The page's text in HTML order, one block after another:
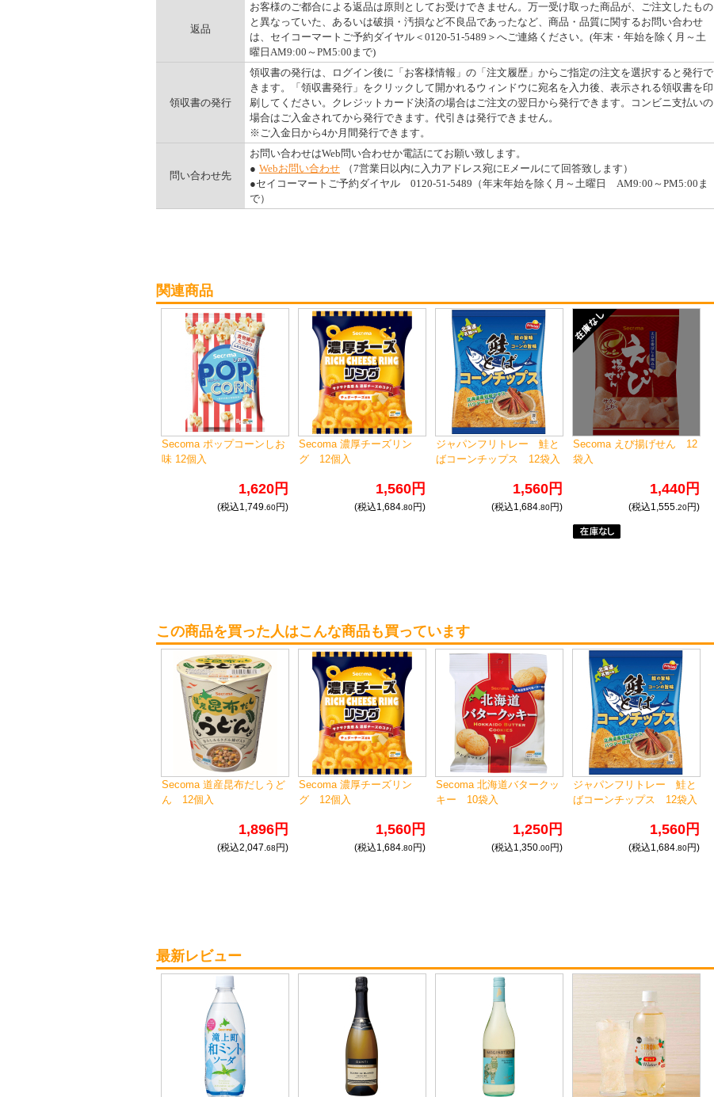
返品
お客様のご都合による返品は原則としてお受けできません。万一受け取った商品が、ご注文したもの
と異なっていた、あるいは破損・汚損など不良品であったなど、商品・品質に関するお問い合わせ
は、セイコーマートご予約ダイヤル＜0120-51-5489＞へご連絡ください。(年末・年始を除く月～土
曜日AM9:00～PM5:00まで)
領収書の発行
領収書の発行は、ログイン後に「お客様情報」の「注文履歴」からご指定の注文を選択すると発行で
きます。「領収書発行」をクリックして開かれるウィンドウに宛名を入力後、表示される領収書を印
刷してください。クレジットカード決済の場合はご注文の翌日から発行できます。コンビニ支払いの
場合はご入金されてから発行できます。代引きは発行できません。
※ご入金日から4か月間発行できます。
問い合わせ先
お問い合わせはWeb問い合わせか電話にてお願い致します。
● Webお問い合わせ
（7営業日以内に入力アドレス宛にEメールにて回答致します）
●セイコーマートご予約ダイヤル 0120-51-5489（年末年始を除く月～土曜日 AM9:00～PM5:00ま
で）
関連商品
Secoma ポップコーンしお
味 12個入
1,620円
(税込1,749.60円)
Secoma 濃厚チーズリン
グ 12個入
1,560円
(税込1,684.80円)
ジャパンフリトレー 鮭と
ばコーンチップス 12袋入
1,560円
(税込1,684.80円)
Secoma えび揚げせん 12
袋入
1,440円
(税込1,555.20円)
この商品を買った人はこんな商品も買っています
Secoma 道産昆布だしうど
ん 12個入
1,896円
(税込2,047.68 円)
Secoma 濃厚チーズリン
グ 12個入
1,560円
(税込1,684.80円)
Secoma 北海道バタークッ
キー 10袋入
1,250円
(税込1,350.00円)
ジャパンフリトレー 鮭と
ばコーンチップス 12袋入
1,560円
(税込1,684.80円)
最新レビュー